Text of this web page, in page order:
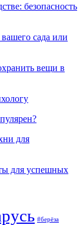
безопасность
сада или
вещи в
для
для успешных
#берёза